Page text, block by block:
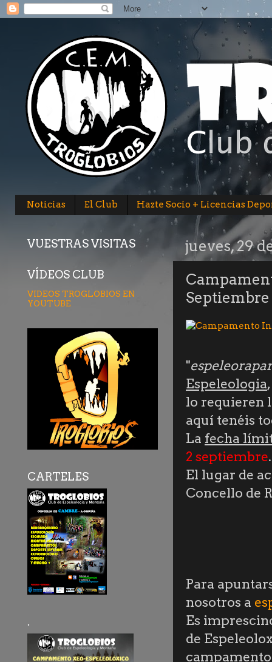
Noticias El Club Hazte Socio + Licencias
jueves, 29
"
Espeleologia
lo requieren
aquí tenéis
La fecha
2 septiembre.
El lugar de
Concello de
Para
nosotros a
Es
de
VUESTRAS VISITAS
VÍDEOS CLUB
VIDEOS TROGLOBIOS EN
YOUTUBE
CARTELES
.